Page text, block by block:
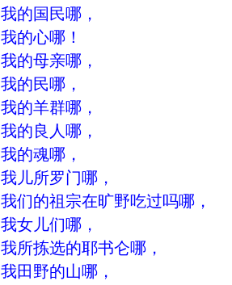
我的国民哪，
我的心哪！
我的母亲哪，
我的民哪，
我的羊群哪，
我的良人哪，
我的魂哪，
我儿所罗门哪，
我们的祖宗在旷野吃过吗哪，
我女儿们哪，
我所拣选的耶书仑哪，
我田野的山哪，